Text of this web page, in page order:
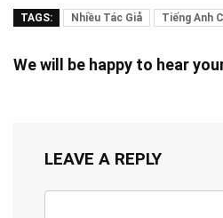
TAGS: Nhiều Tác Giả Tiếng Anh
We will be happy to hear
LEAVE A REPLY